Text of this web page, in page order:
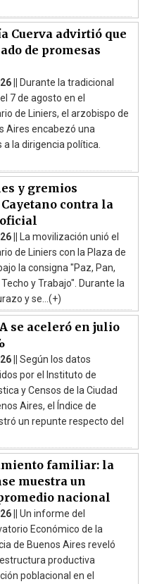
Cuerva advirtió que
de promesas
||
Durante la tradicional
7 de agosto en el
de Liniers, el arzobispo de
Aires encabezó una
la dirigencia política.
y gremios
contra la
||
La movilización unió el
de Liniers con la Plaza de
la consigna "Paz, Pan,
y Trabajo". Durante la
y se...(+)
se aceleró en julio
|| Según los datos
por el Instituto de
y Censos de la Ciudad
Aires, el Índice de
un repunte respecto del
familiar: la
muestra un
nacional
|| Un informe del
Económico de la
de Buenos Aires reveló
productiva
poblacional en el